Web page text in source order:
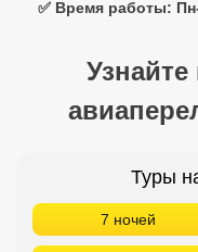
✅ Время работы:
Туры
7 ночей